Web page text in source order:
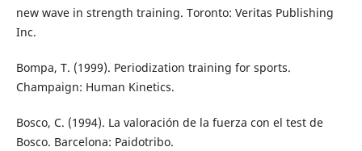
new wave in strength training. Toronto: Veritas Publishing
Inc.
Bompa, T. (1999). Periodization training for sports.
Champaign: Human Kinetics.
Bosco, C. (1994). La valoración de la fuerza con el test de
Bosco. Barcelona: Paidotribo.